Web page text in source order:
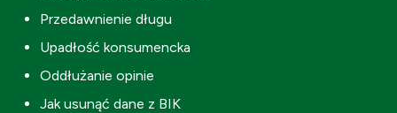
Przedawnienie długu
Upadłość konsumencka
Oddłużanie opinie
Jak usunąć dane z BIK